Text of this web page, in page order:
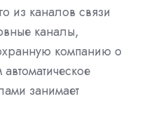
из каналов связи
каналы,
компанию о
занимает